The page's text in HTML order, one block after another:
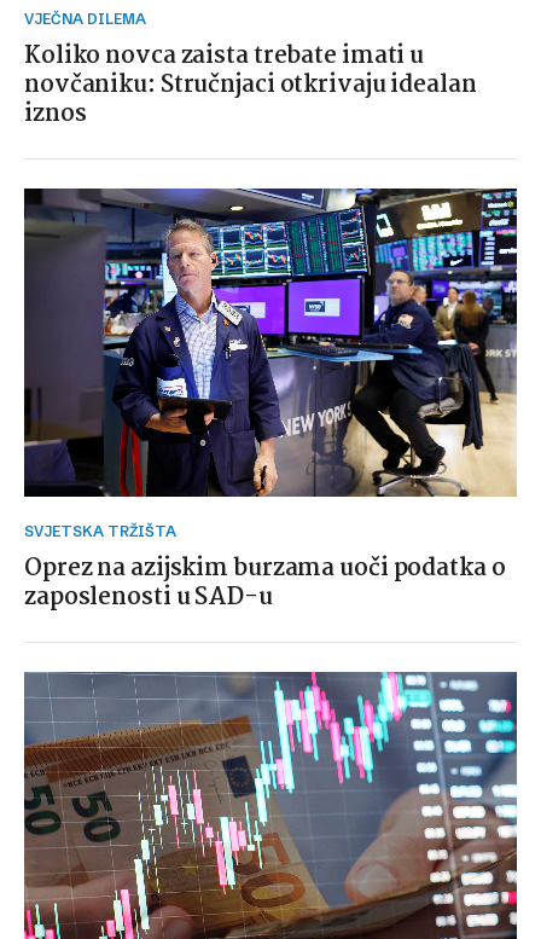
VJEČNA DILEMA
Koliko novca zaista trebate imati u
novčaniku: Stručnjaci otkrivaju idealan
iznos
SVJETSKA TRŽIŠTA
Oprez na azijskim burzama uoči podatka o
zaposlenosti u SAD-u